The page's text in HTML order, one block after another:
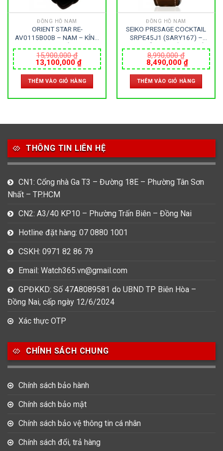
ĐỒNG HỒ NAM
ORIENT STAR RE-
AV0115B00B – NAM – KÍNH
AUTOMATIC – SIZE 41MM –
MÁY NHẬT
15,900,000₫
Giá
gốc
là:
15,900,000 ₫.
13,100,000₫Giá
hiện
tại
là:
13,100,000 ₫.
THÊM VÀO GIỎ HÀNG
ĐỒNG HỒ NAM
SEIKO PRESAGE COCKTAIL
SRPE45J1 (SARY167) –
DA – AUTOMATIC – SIZE
40.5 MM – MÁY NHẬT
8,990,000₫
Giá
gốc
là:
8,990,000 ₫.
8,490,000₫Giá
hiện
tại
là:
THÊM VÀO GIỎ HÀNG
THÔNG TIN LIÊN HỆ
CN1: Cổng nhà Ga T3 – Đường 18E – Phường Tân Sơn
Nhất – TP.HCM
CN2: A3/40 KP10 – Phường Trấn Biên – Đồng Nai
Hotline đặt hàng: 07 0880 1001
CSKH: 0971 82 86 79
Email: Watch365.vn@gmail.com
GPĐKKD: Số 47A8089581 do UBND TP Biên Hòa –
Đồng Nai, cấp ngày 12/6/2024
Xác thực OTP
CHÍNH SÁCH CHUNG
Chính sách bảo hành
Chính sách bảo mật
Chính sách bảo vệ thông tin cá nhân
Chính sách đổi, trả hàng